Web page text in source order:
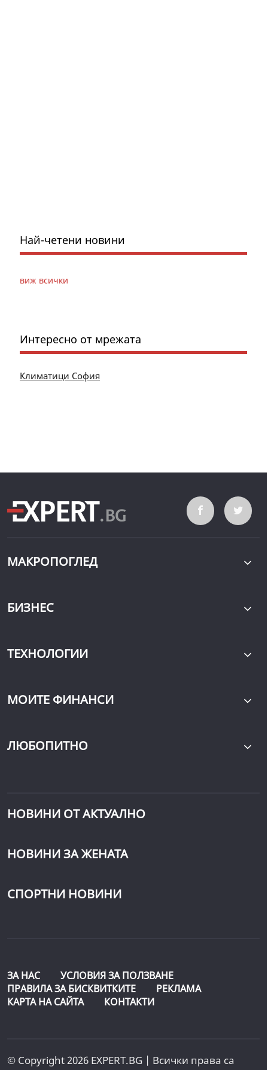
Най-четени новини
виж всички
Интересно от мрежата
Климатици София
МАКРОПОГЛЕД
БИЗНЕС
ТЕХНОЛОГИИ
МОИТЕ ФИНАНСИ
ЛЮБОПИТНО
НОВИНИ ОТ АКТУАЛНО
НОВИНИ ЗА ЖЕНАТА
СПОРТНИ НОВИНИ
ЗА НАС
УСЛОВИЯ ЗА ПОЛЗВАНЕ
ПРАВИЛА ЗА БИСКВИТКИТЕ
РЕКЛАМА
КАРТА НА САЙТА
КОНТАКТИ
© Copyright 2026 EXPERT.BG | Всички права са